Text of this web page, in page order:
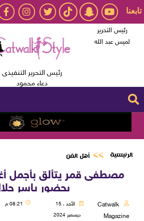
تابعنا
رئيس التحرير
لميس عبد الله
رئيس التحرير التنفيذى
دعاء محمود
الرئيسية أهل الفن
مصطفى قمر يتألق بأجمل
بحضور ياسر
Catwalk
Magazine
الأحد ، 15
ديسمبر 2024
08:21 م